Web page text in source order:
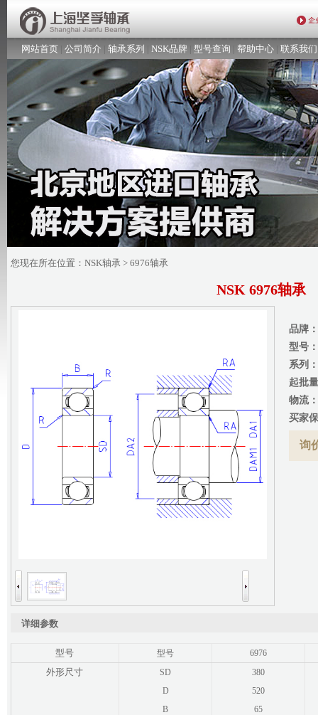
网站首页 公司简介 轴承系列 NSK品牌 型号查询 帮助中心 联系我们
您现在所在位置： NSK轴承 > 6976轴承
NSK 6976轴承
品牌：
型号：
系列：
起批
物流：
买家
询
详细参数
型号 型号 6976
外形尺寸 SD
380
D
520
B
65